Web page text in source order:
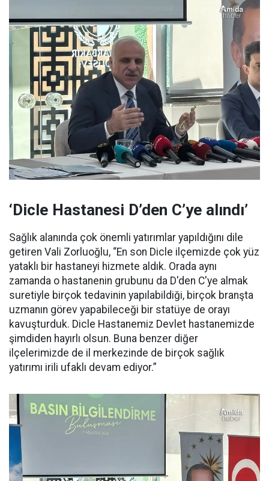
‘Dicle Hastanesi D’den C’ye alındı’
Sağlık alanında çok önemli yatırımlar yapıldığını dile
getiren Vali Zorluoğlu, “En son Dicle ilçemizde çok yüz
yataklı bir hastaneyi hizmete aldık. Orada aynı
zamanda o hastanenin grubunu da D'den C'ye almak
suretiyle birçok tedavinin yapılabildiği, birçok branşta
uzmanın görev yapabileceği bir statüye de orayı
kavuşturduk. Dicle Hastanemiz Devlet hastanemizde
şimdiden hayırlı olsun. Buna benzer diğer
ilçelerimizde de il merkezinde de birçok sağlık
yatırımı irili ufaklı devam ediyor.”